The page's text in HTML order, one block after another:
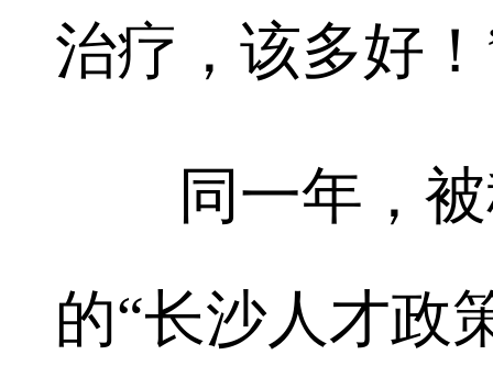
治疗，该多好
同一年，被
的“长沙人才政